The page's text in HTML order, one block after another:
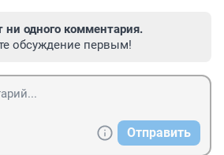
ни одного комментария.
обсуждение первым!
Отправить